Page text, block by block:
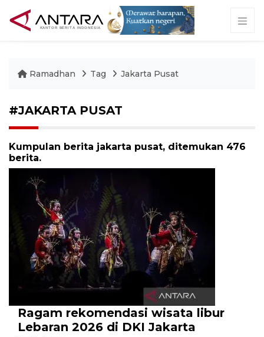
Ramadhan Tag Jakarta Pusat
#JAKARTA PUSAT
Kumpulan berita jakarta pusat, ditemukan 476
berita.
Ragam rekomendasi wisata libur
Lebaran 2026 di DKI Jakarta